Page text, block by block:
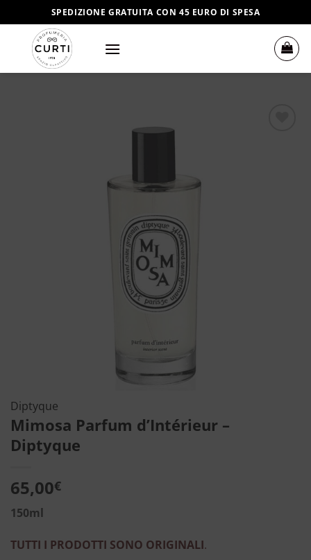
ai
contenuti
SPEDIZIONE GRATUITA CON 45 EURO DI SPESA
Diptyque
Mimosa Parfum d’Intérieur –
Diptyque
65,00€
150ml
TUTTI I PRODOTTI SONO ORIGINALI.